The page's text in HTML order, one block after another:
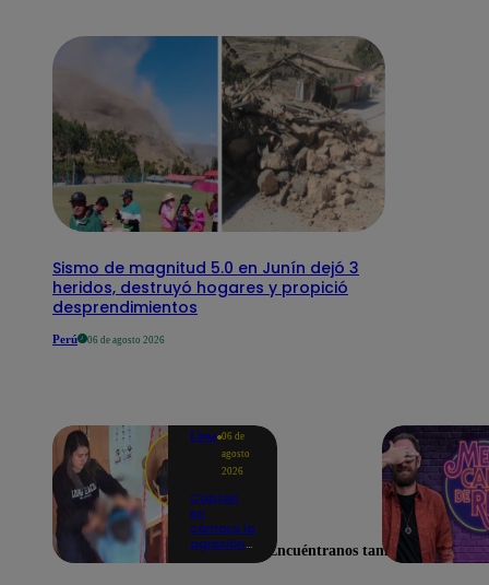
Sismo de magnitud 5.0 en Junín dejó 3
heridos, destruyó hogares y propició
desprendimientos
Perú 06 de agosto 2026
Lima 06 de
agosto
2026
Captan
en
cámara la
agresión
Encuéntranos también en